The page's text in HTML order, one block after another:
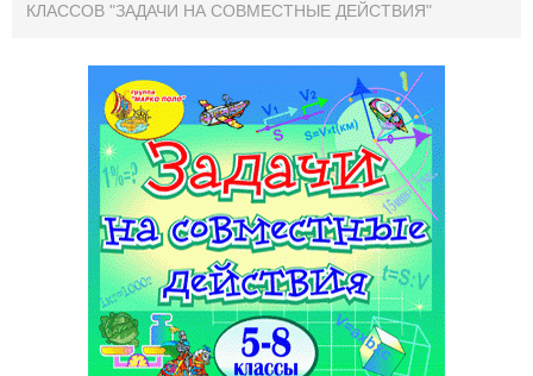
КЛАССОВ "ЗАДАЧИ НА СОВМЕСТНЫЕ ДЕЙ­СТВИЯ"